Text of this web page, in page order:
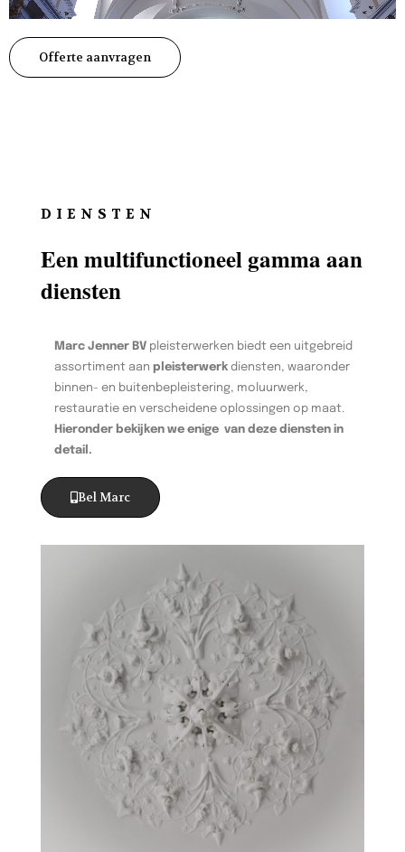
Offerte aanvragen
DIENSTEN
Een multifunctioneel gamma aan
diensten
Marc Jenner BV pleisterwerken biedt een uitgebreid
assortiment aan pleisterwerk diensten, waaronder
binnen- en buitenbepleistering, moluurwerk,
restauratie en verscheidene oplossingen op maat.
Hieronder bekijken we enige van deze diensten in
detail.
Bel Marc